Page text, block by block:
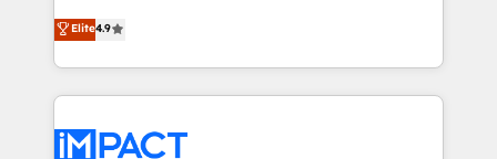
team of 100+ experts is ready for you! Driving digital
growth | www.brightdigital.com
Simple pay-as-you-go plans that accelerate value...
1️⃣ Set Up | Onboarding New or Check-fixing existing
HubSpot portals 2️⃣ Scale Up | 100% HubSpot Task
Execution... Global 24/7 ... All Experts 3️⃣ Integrate |
Slash months from your API Integration project... ⬅️
Elite4.9